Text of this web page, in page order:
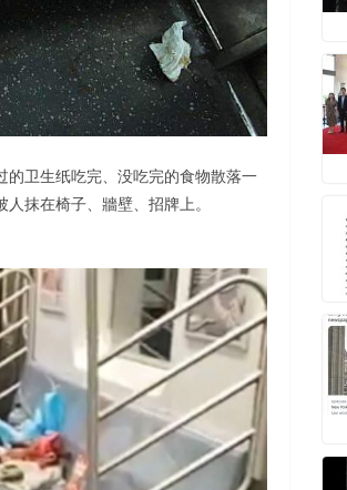
卫生纸吃完、没吃完的食物散落一
抹在椅子、牆壁、招牌上。